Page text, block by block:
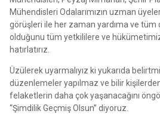
Mühendisleri Odalarımızın uzman
görüşleri ile her zaman yardıma ve tüm
olduğunu tüm yetkililere ve
hatırlatırız.
Üzülerek uyarmalıyız ki yukarıda
düzenlemeler yapılmaz ve bilir
felaketlerin daha çok yaşanacağını
“Şimdilik Geçmiş Olsun” diyoruz.